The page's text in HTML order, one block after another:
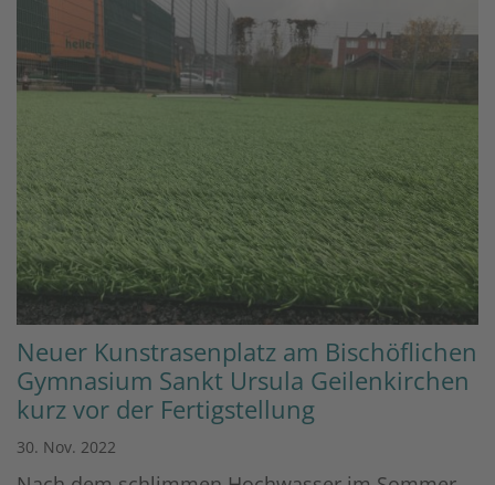
Neuer Kunstrasenplatz am Bischöflichen
Gymnasium Sankt Ursula Geilenkirchen
kurz vor der Fertigstellung
30. Nov. 2022